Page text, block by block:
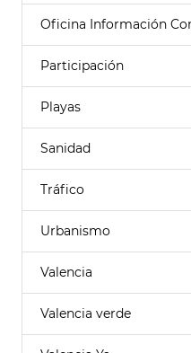
Oficina Información
Participación
Playas
Sanidad
Tráfico
Urbanismo
Valencia
Valencia verde